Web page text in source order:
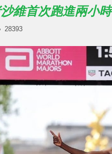
維首次跑進兩小時
28393